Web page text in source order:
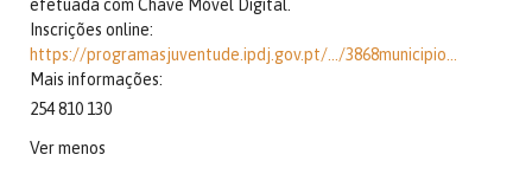
efetuada com Chave Móvel Digital.
Inscrições online:
https://programasjuventude.ipdj.gov.pt/…/3868municipio…
Mais informações:
254 810 130
Ver menos